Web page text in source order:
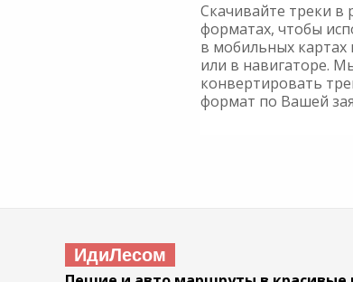
Скачивайте треки в
форматах, чтобы
в мобильных картах
или в навигаторе.
конвертировать
формат по Вашей
ИдиЛесом